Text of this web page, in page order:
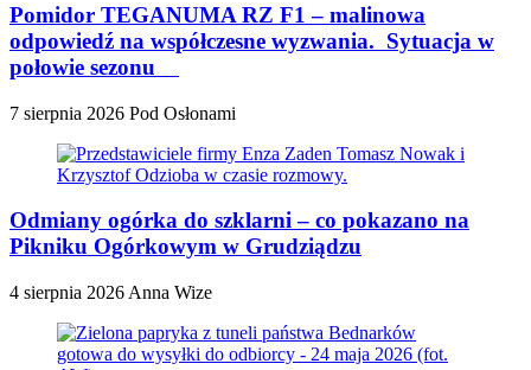
Pomidor TEGANUMA RZ F1 – malinowa
odpowiedź na współczesne wyzwania. Sytuacja w
połowie sezonu
7 sierpnia 2026 Pod Osłonami
Odmiany ogórka do szklarni – co pokazano na
Pikniku Ogórkowym w Grudziądzu
4 sierpnia 2026 Anna Wize